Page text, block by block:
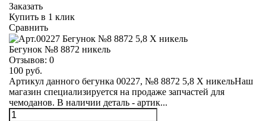
Заказать
Купить в 1 клик
Сравнить
Бегунок №8 8872 никель
Отзывов: 0
100 руб.
Артикул данного бегунка 00227, №8 8872 5,8 Х никельНаш
магазин специализируется на продаже запчастей для
чемоданов. В наличии деталь - артик...